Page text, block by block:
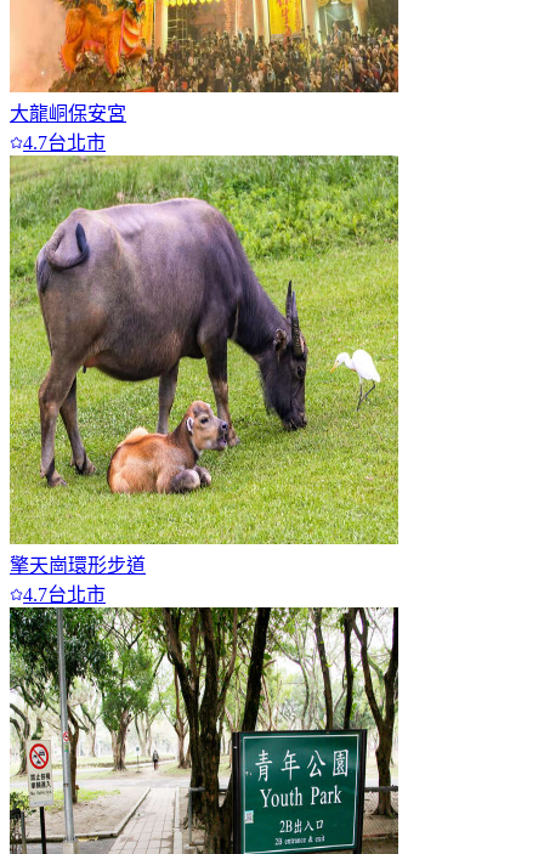
大龍峒保安宮
4.7台北市
擎天崗環形步道
4.7台北市